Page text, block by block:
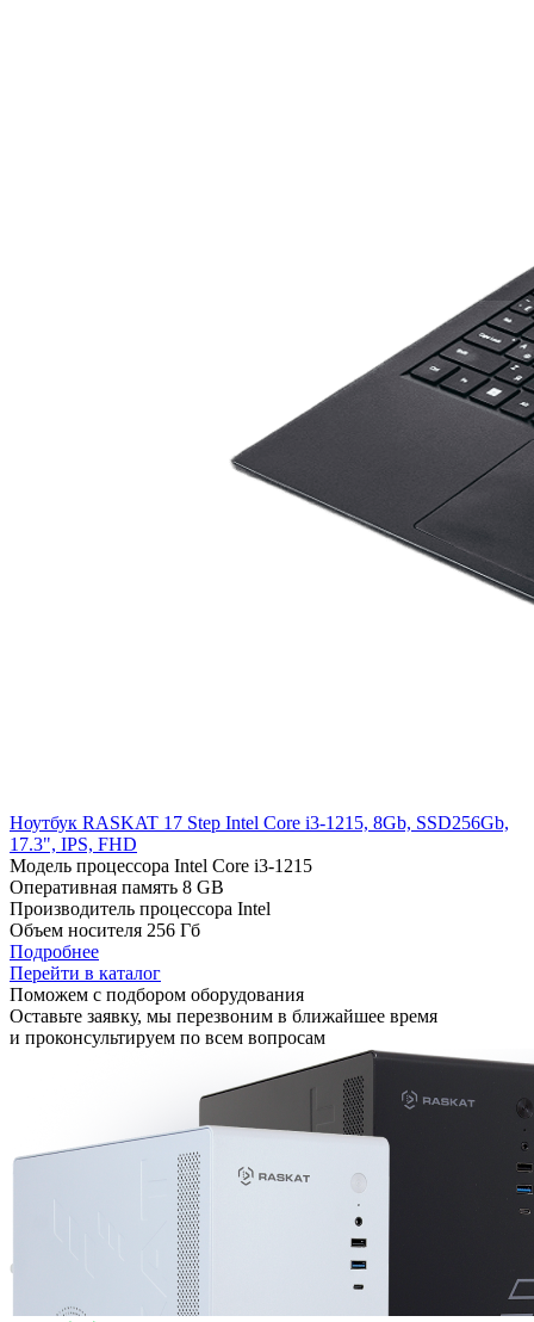
Ноутбук RASKAT 17 Step Intel Core i3-1215, 8Gb, SSD256Gb,
17.3", IPS, FHD
Модель процессора Intel Core i3-1215
Оперативная память 8 GB
Производитель процессора Intel
Объем носителя 256 Гб
Подробнее
Перейти в каталог
Поможем с подбором оборудования
Оставьте заявку, мы перезвоним в ближайшее время
и проконсультируем по всем вопросам